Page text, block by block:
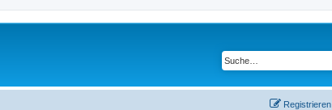
Registrieren